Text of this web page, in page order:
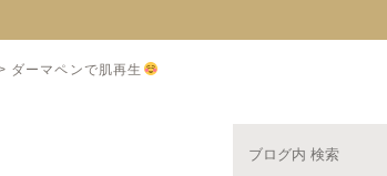
ダーマペンで肌再生